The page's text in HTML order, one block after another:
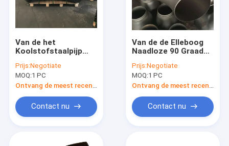
Van de het
Koolstofstaalpijp
de Elleboog de
Zwarte Montage
Hoge druk van Schxs
90 Graad
Prijs:Negotiate
MOQ:1 PC
Contact nu
Van de de Elleboog
Naadloze 90 Graad
Pijpmontage 4-8inch
Prijs:Negotiate
MOQ:1 PC
Contact nu